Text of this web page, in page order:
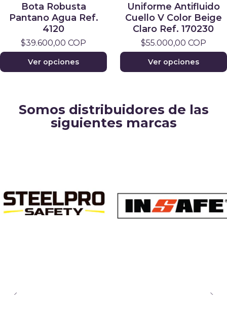
Bota Robusta
Pantano Agua Ref.
4120
$39.600,00 COP
Ver opciones
Uniforme Antifluido
Cuello V Color Beige
Claro Ref. 170230
$55.000,00 COP
Ver opciones
Somos distribuidores de las
siguientes marcas